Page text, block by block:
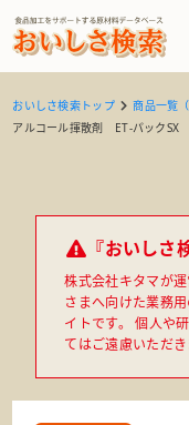
おいしさ検索トップ 商品一覧（
アルコール揮散剤 ET-パックSX
『おいし
株式会社キタマが
さまへ向けた業務
イトです。 個人や
てはご遠慮いただ